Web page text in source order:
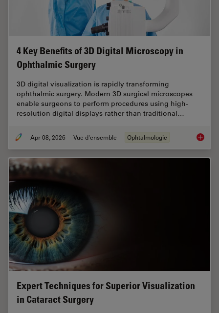
4 Key Benefits of 3D Digital Microscopy in
Ophthalmic Surgery
3D digital visualization is rapidly transforming
ophthalmic surgery. Modern 3D surgical microscopes
enable surgeons to perform procedures using high-
resolution digital displays rather than traditional…
Apr 08, 2026 Vue d'ensemble Ophtalmologie 4 Key
Expert Techniques for Superior Visualization
in Cataract Surgery